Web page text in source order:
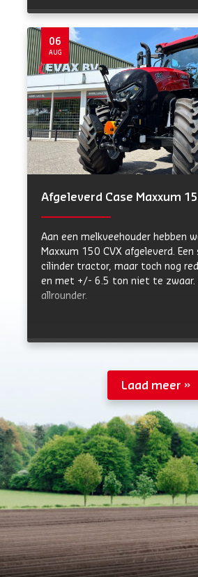
06
AUG
Afgeleverd Case Maxxum
Aan een melkveehouder hebben
Maxxum 150 CVX afgeleverd.
cilinder tractor, maar toch nog
en met +/- 6.5 ton niet te zwaar.
allrounder.
Laad meer